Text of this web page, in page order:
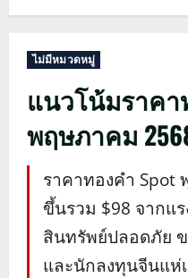
ไม่มีหมวดหมู่
แนวโน้มราคา
พฤษภาคม
ราคาทองคำ Spot
ขึ้นรวม $98 จากแ
สินทรัพย์ปลอดภัย
และนักลงทุนจีนแห่